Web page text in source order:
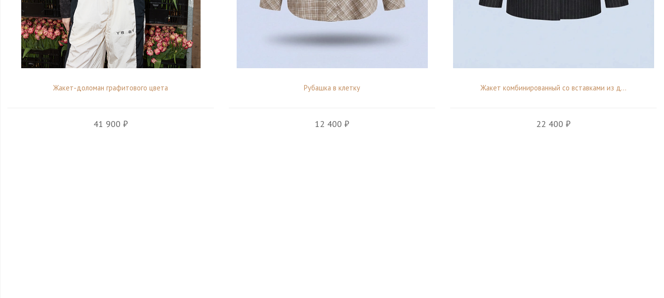
Жакет-доломан графитового цвета
41 900 ₽
Рубашка в клетку
12 400 ₽
Жакет комбинированный со вставками из д...
22 400 ₽